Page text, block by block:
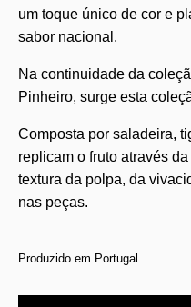
um toque único de cor e
sabor nacional.
Na continuidade da
Pinheiro, surge esta
Composta por saladeira,
replicam o fruto através
textura da polpa, da
nas peças.
Produzido em Portugal